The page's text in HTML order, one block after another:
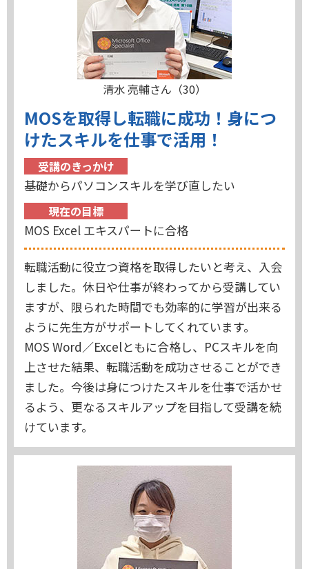
清水 亮輔さん（30）
MOSを取得し転職に成功！身につ
けたスキルを仕事で活用！
受講のきっかけ
基礎からパソコンスキルを学び直したい
現在の目標
MOS Excel エキスパートに合格
転職活動に役立つ資格を取得したいと考え、入会
しました。休日や仕事が終わってから受講してい
ますが、限られた時間でも効率的に学習が出来る
ように先生方がサポートしてくれています。
MOS Word／Excelともに合格し、PCスキルを向
上させた結果、転職活動を成功させることができ
ました。今後は身につけたスキルを仕事で活かせ
るよう、更なるスキルアップを目指して受講を続
けています。